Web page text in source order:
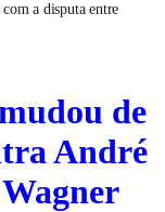
a disputa entre
de
André